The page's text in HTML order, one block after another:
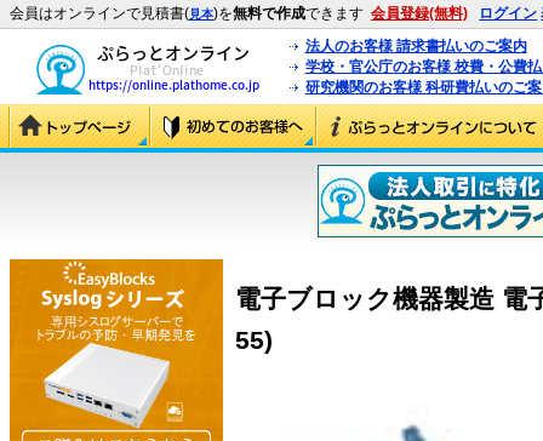
会員はオンラインで見積書(見本)を無料で作成できます 会員登録(無料) ログイン
法人のお客様 請求書払いのご案内
学校・官公庁のお客様 校費・公費
研究機関のお客様 科研費払いのご
電子ブロック機器製造 電
55)